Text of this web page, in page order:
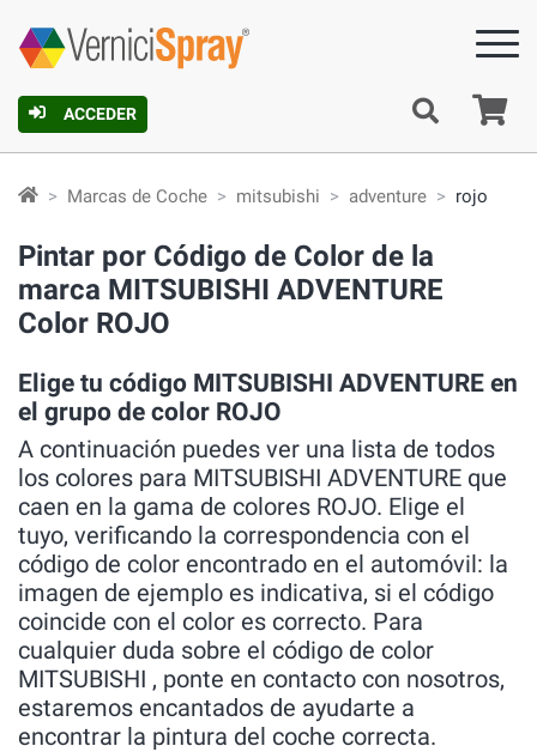
ACCEDER
Marcas de Coche mitsubishi adventure rojo
Pintar por Código de Color de la
marca MITSUBISHI ADVENTURE
Color ROJO
Elige tu código MITSUBISHI ADVENTURE en
el grupo de color ROJO
A continuación puedes ver una lista de todos
los colores para MITSUBISHI ADVENTURE que
caen en la gama de colores ROJO. Elige el
tuyo, verificando la correspondencia con el
código de color encontrado en el automóvil: la
imagen de ejemplo es indicativa, si el código
coincide con el color es correcto. Para
cualquier duda sobre el código de color
MITSUBISHI , ponte en contacto con nosotros,
estaremos encantados de ayudarte a
encontrar la pintura del coche correcta.